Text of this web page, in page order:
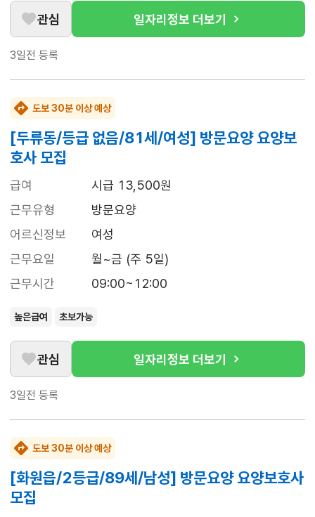
관심 일자리정보 더보기
3일전 등록
도보 30분 이상 예상
[두류동/등급 없음/81세/여성] 방문요양 요양보
호사 모집
급여
시급 13,500원
근무유형
방문요양
어르신정보
여성
근무요일
월~금 (주 5일)
근무시간
09:00~12:00
높은급여 초보가능
관심 일자리정보 더보기
3일전 등록
도보 30분 이상 예상
[화원읍/2등급/89세/남성] 방문요양 요양보호사
모집